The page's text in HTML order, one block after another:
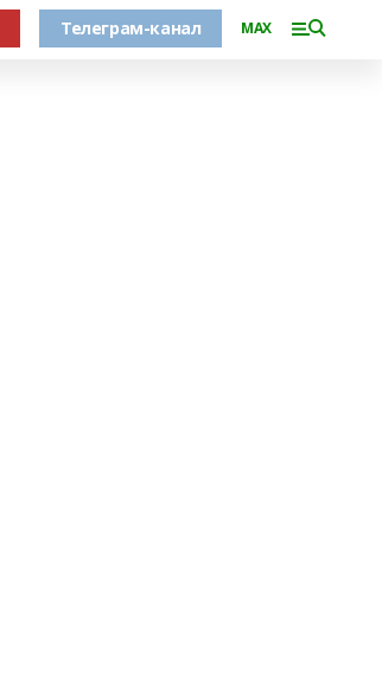
Телеграм-канал MAX